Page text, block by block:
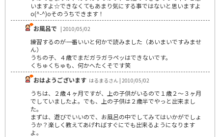
いますよ☆できなくてもあまり気にする事ではないと思いますよ
o(^-^)oそのうちできます！
お風呂で | 2010/05/02
練習するのが一番いいと何かで読みました（あいまいですみませ
ん）
うちの子、４歳でまだガラガラペッはできないです。
くちゅくちゅも、何かへたくそです笑
おはようございます はるまるさん | 2010/05/02
うちは、２歳４ヶ月ですが、上の子供がいるので１歳２～３ヶ月
でしていましたよ。でも、上の子供は２歳半でやっと出来まし
た。
まずは、遊びでいいので、お風呂の中でしてみてはいかがでしょ
うか？楽しく教えてあげればすぐにでも出来るようになります
よ。